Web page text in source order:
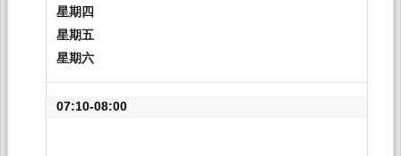
星期四
星期五
星期六
07:10-08:00